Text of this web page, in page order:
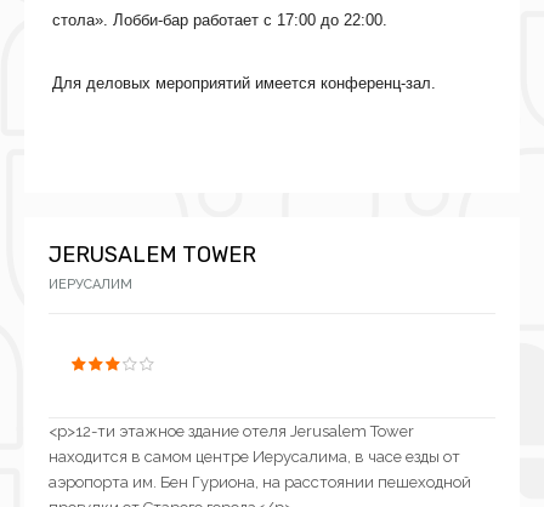
стола». Лобби-бар работает с 17:00 до 22:00.
Для деловых мероприятий имеется конференц-зал.
JERUSALEM TOWER
ИЕРУСАЛИМ
<p>12-ти этажное здание отеля Jerusalem Tower
находится в самом центре Иерусалима, в часе езды от
аэропорта им. Бен Гуриона, на расстоянии пешеходной